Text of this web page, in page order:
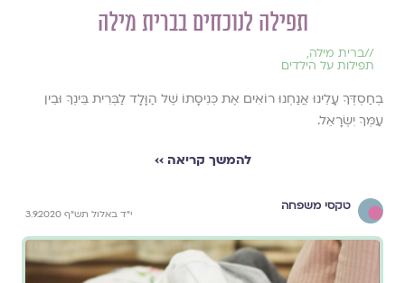
תפילה לנוכחים בברית מילה
//ברית מילה,
תפילות על הילדים
בְחַסְדְּךָ עָלֵינוּ אֲנַחְנוּ רוֹאִים אֶת כְּנִיסָתוֹ שֶׁל הַוָּלָד לַבְּרִית בֵּינְךָ וּבֵין
עַמְּךָ יִשְׂרָאֵל.
להמשך קריאה ››
טקסי משפחה
י"ד באלול תש"ף 3.9.2020